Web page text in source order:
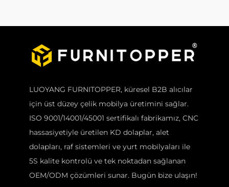
LUOYANG FURNITOPPER, küresel B2B alıcılar
için üst düzey çelik mobilya üretimini sağlar.
ISO 9001/14001/45001 sertifikalı fabrikamız, CNC
hassasiyetiyle üretilen KD dolaplar, alet
dolapları, raf sistemleri ve yurt mobilyaları ile
5S kalite kontrolü ve tek noktadan sağlanan
OEM/ODM çözümleri sunar. Bugün bize ulaşın!